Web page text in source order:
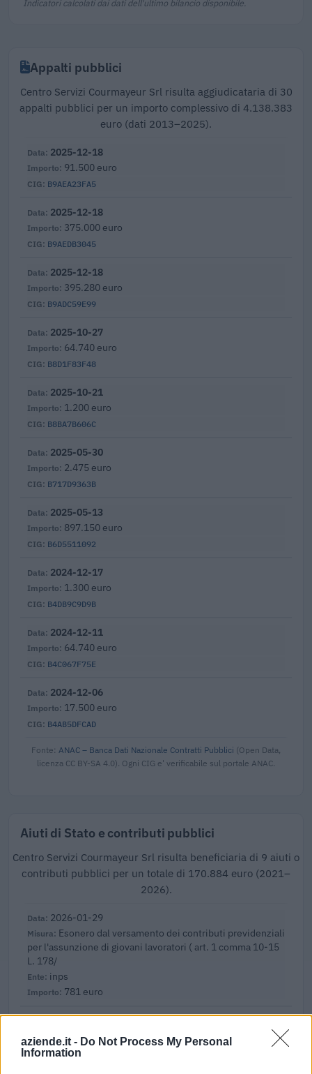
aziende.it - Do Not Process My Personal
Information
Indicatori calcolati dai dati dell'ultimo bilancio disponibile.
Appalti pubblici
Centro Servizi Courmayeur Srl risulta aggiudicataria di 30
appalti pubblici per un importo complessivo di 4.138.383
euro (dati 2013–2025).
B9AEA23FA5
2025-12-18
91.500 euro
B9AEDB3045
2025-12-18
375.000 euro
B9ADC59E99
2025-12-18
395.280 euro
B8D1F83F48
2025-10-27
64.740 euro
B8BA7B606C
2025-10-21
1.200 euro
B717D9363B
2025-05-30
2.475 euro
B6D5511092
2025-05-13
897.150 euro
B4DB9C9D9B
2024-12-17
1.300 euro
B4C067F75E
2024-12-11
64.740 euro
B4AB5DFCAD
2024-12-06
17.500 euro
Fonte: ANAC – Banca Dati Nazionale Contratti Pubblici (Open Data,
licenza CC BY-SA 4.0). Ogni CIG e' verificabile sul portale ANAC.
Aiuti di Stato e contributi pubblici
Centro Servizi Courmayeur Srl risulta beneficiaria di 9 aiuti o
contributi pubblici per un totale di 170.884 euro (2021–
2026).
2026-01-29
Esonero dal versamento dei contributi previdenziali
per l'assunzione di giovani lavoratori ( art. 1 comma 10-15
L. 178/
inps
781 euro
2024-12-05
Contributi per l'abbattimento degli interessi su
finanziamenti concessi alle imprese da banche